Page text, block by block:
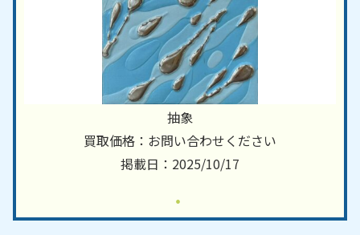
抽象
買取価格：お問い合わせください
掲載日：2025/10/17